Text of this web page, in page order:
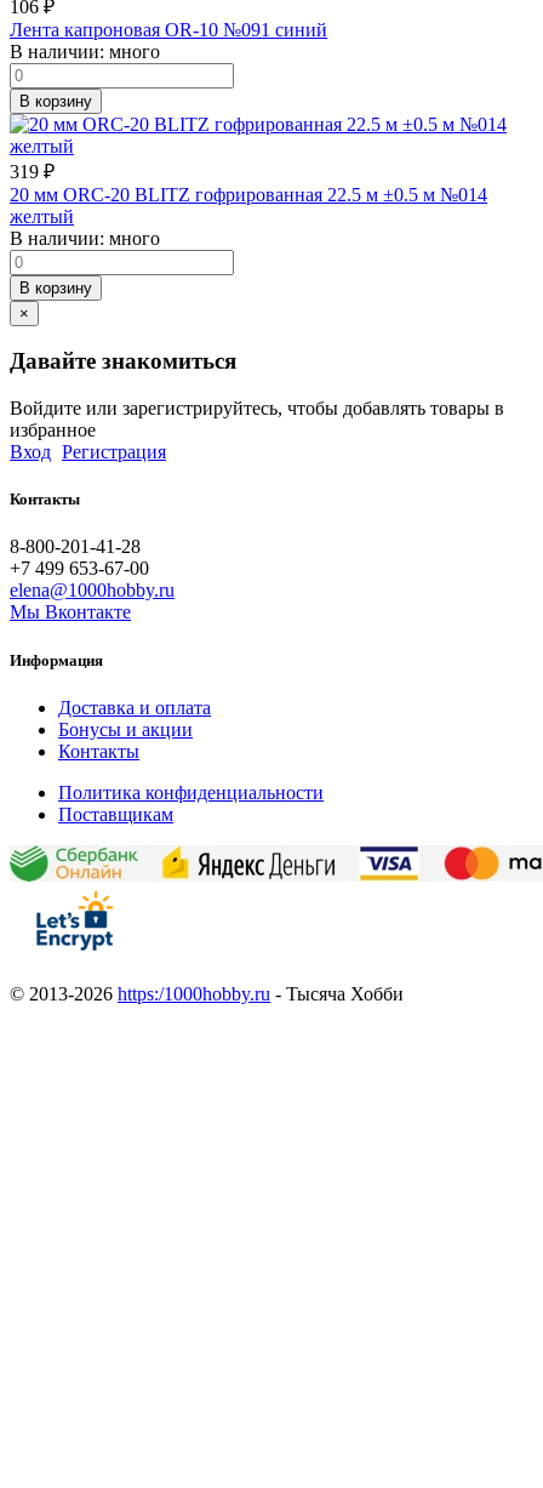
106 ₽
Лента капроновая OR-10 №091 синий
В наличии: много
В корзину
319 ₽
20 мм ORC-20 BLITZ гофрированная 22.5 м ±0.5 м №014
желтый
В наличии: много
В корзину
×
Давайте знакомиться
Войдите или зарегистрируйтесь, чтобы добавлять товары в
избранное
Вход Регистрация
Контакты
8-800-201-41-28
+7 499 653-67-00
elena@1000hobby.ru
Мы Вконтакте
Информация
Доставка и оплата
Бонусы и акции
Контакты
Политика конфиденциальности
Поставщикам
© 2013-2026 https:/1000hobby.ru - Тысяча Хобби